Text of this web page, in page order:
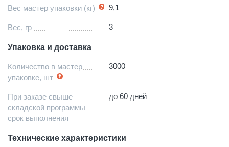
Вес мастер упаковки (кг) 9,1
Вес, гр 3
Упаковка и доставка
Количество в мастер
упаковке, шт
3000
При заказе свыше
складской программы
срок выполнения
до 60 дней
Технические характеристики